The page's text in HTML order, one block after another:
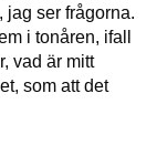
jag ser frågorna.
i tonåren, ifall
vad är mitt
som att det